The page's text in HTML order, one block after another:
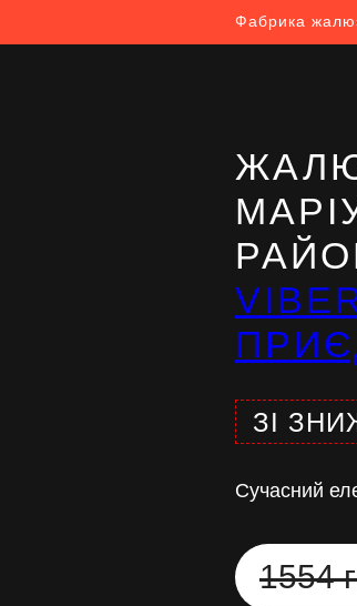
Фабрика
ЗІ
Сучасний
1554